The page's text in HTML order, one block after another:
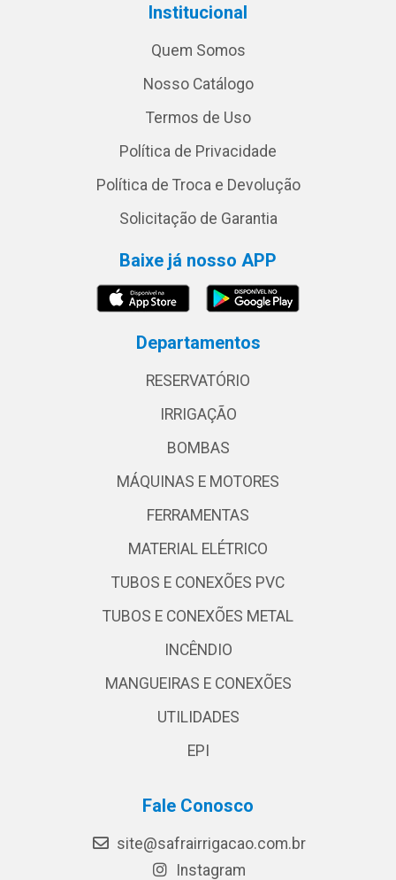
Institucional
Quem Somos
Nosso Catálogo
Termos de Uso
Política de Privacidade
Política de Troca e Devolução
Solicitação de Garantia
Baixe já nosso APP
Departamentos
RESERVATÓRIO
IRRIGAÇÃO
BOMBAS
MÁQUINAS E MOTORES
FERRAMENTAS
MATERIAL ELÉTRICO
TUBOS E CONEXÕES PVC
TUBOS E CONEXÕES METAL
INCÊNDIO
MANGUEIRAS E CONEXÕES
UTILIDADES
EPI
Fale Conosco
site@safrairrigacao.com.br
Instagram